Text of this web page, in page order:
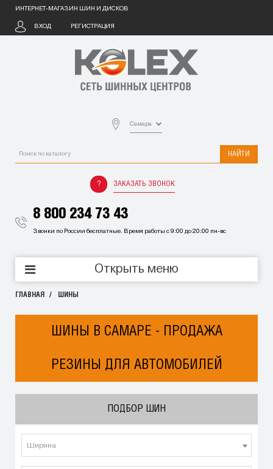
ИНТЕРНЕТ-МАГАЗИН ШИН И ДИСКОВ
ВХОД РЕГИСТРАЦИЯ
Самара
НАЙТИ
ЗАКАЗАТЬ ЗВОНОК
8 800 234 73 43
Звонки по России бесплатные. Время работы с 9:00 до 20:00 пн-вс
Открыть меню
ГЛАВНАЯ ШИНЫ
ШИНЫ В САМАРЕ - ПРОДАЖА
РЕЗИНЫ ДЛЯ АВТОМОБИЛЕЙ
ПОДБОР ШИН
Ширина